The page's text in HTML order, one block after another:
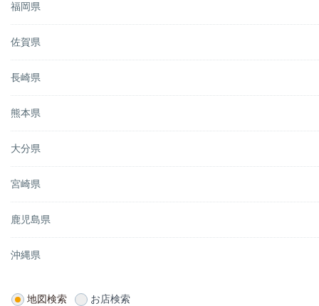
福岡県
佐賀県
長崎県
熊本県
大分県
宮崎県
鹿児島県
沖縄県
地図検索 お店検索